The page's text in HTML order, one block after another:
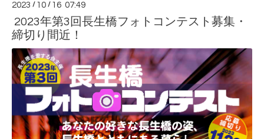
2023 / 10 / 16 07:49
2023年第3回長生橋フォトコンテスト募集・
締切り間近！